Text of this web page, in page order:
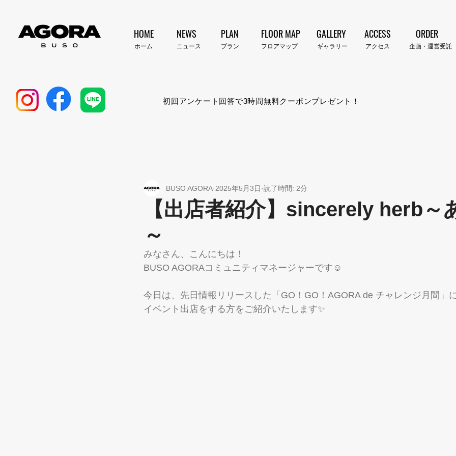
HOME
​ホーム
FLOOR MAP
​フロアマップ
PLAN
​プラン​
GALLERY
​ギャラリー
ACCESS
​アクセス
NEWS
​ニュース
ORDER
企画・運営受託
初回アンケート回答で3時間無料クーポンプレゼント！
【出店者紹介】sincerely herb～
～
BUSO AGORA 2025年5月3日 読了時間: 2分
みなさん、こんにちは！
BUSO AGORAコミュニティマネージャーです☺
今日は、先日情報リリースした「GO！GO！AGORA de チャレンジ月間」
イベント出店をする方をご紹介いたします✨